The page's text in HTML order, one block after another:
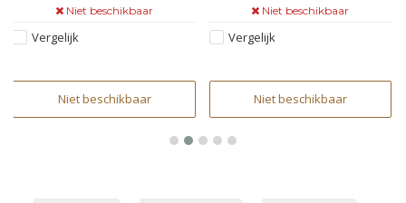
Niet beschikbaar
Vergelijk
Niet beschikbaar
Niet beschikbaar
Vergelijk
Niet beschikbaar